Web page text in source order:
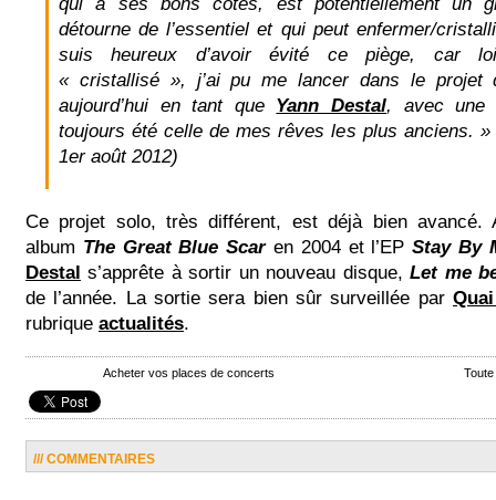
détourne de l’essentiel et qui peut enfermer/
suis heureux d’avoir évité ce piège, car
« cristallisé », j’ai pu me lancer dans le projet
aujourd’hui en tant que Yann Destal, avec une
toujours été celle de mes rêves les plus anciens.
1er août 2012)
Ce projet solo, très différent, est déjà bien avancé.
album The Great Blue Scaren 2004 et l’EPStay By
Destal s’apprête à sortir un nouveau disque,Let me
de l’année. La sortie sera bien sûr surveillée par
rubrique actualités.
Acheter vos places de concerts
/// COMMENTAIRES